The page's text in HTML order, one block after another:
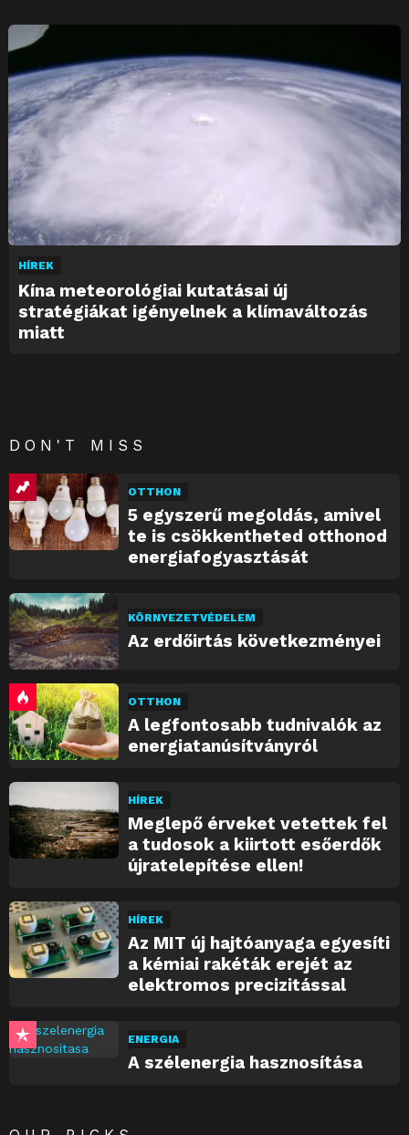
HÍREK
Kína meteorológiai kutatásai új
stratégiákat igényelnek a klímaváltozás
miatt
DON'T MISS
OTTHON
5 egyszerű megoldás, amivel
te is csökkentheted otthonod
energiafogyasztását
KÖRNYEZETVÉDELEM
Az erdőirtás következményei
OTTHON
A legfontosabb tudnivalók az
energiatanúsítványról
HÍREK
Meglepő érveket vetettek fel
a tudosok a kiirtott esőerdők
újratelepítése ellen!
HÍREK
Az MIT új hajtóanyaga egyesíti
a kémiai rakéták erejét az
elektromos precizitással
ENERGIA
A szélenergia hasznosítása